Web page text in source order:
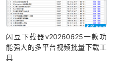
闪豆下载器v20260625一款功
能强大的多平台视频批量下载工
具